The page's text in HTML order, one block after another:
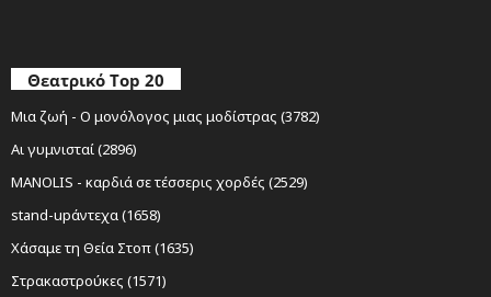
Θεατρικό Top 20
Μια ζωή - Ο μονόλογος μιας μοδίστρας (3782)
Αι γυμνισταί (2896)
MANOLIS - καρδιά σε τέσσερις χορδές (2529)
stand-upάντεχα (1658)
Χάσαμε τη Θεία Στοπ (1635)
Στρακαστρούκες (1571)